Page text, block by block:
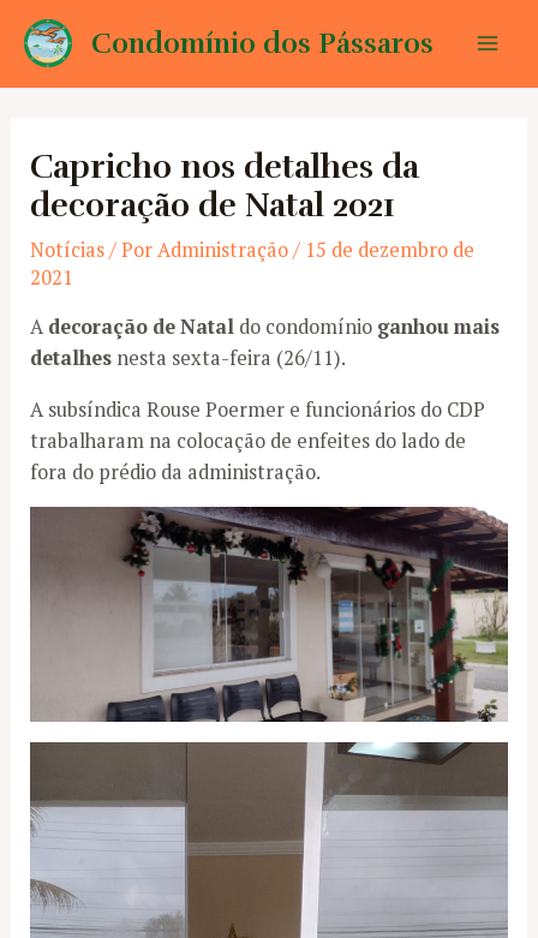
para
Condomínio dos Pássaros
Capricho nos detalhes da
decoração de Natal 2021
Notícias/ PorAdministração/ 15 de dezembro de
2021
A decoração de Natal do condomínio ganhou mais
detalhes nesta sexta-feira (26/11).
A subsíndica Rouse Poermer e funcionários do CDP
trabalharam na colocação de enfeites do lado de
fora do prédio da administração.